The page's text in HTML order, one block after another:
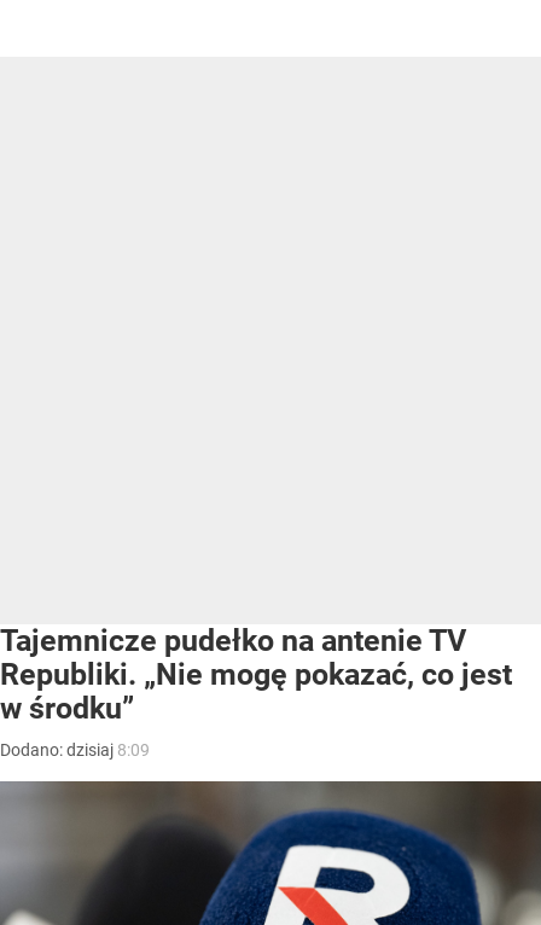
Tajemnicze pudełko na antenie TV
Republiki. „Nie mogę pokazać, co jest
w środku”
Dodano:dzisiaj 8:09